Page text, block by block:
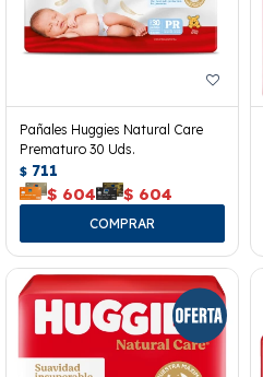
Pañales Huggies Natural Care
Prematuro 30 Uds.
$ 711
$ 604 $ 604